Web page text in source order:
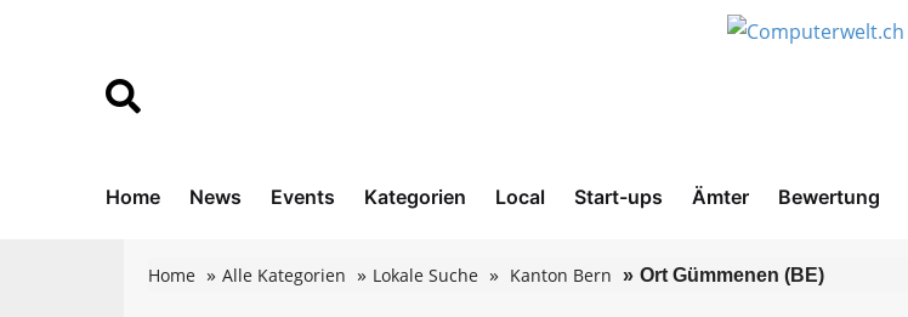
Home News Events Kategorien Local Start-ups Ämter Bewertung
Home Alle Kategorien Lokale Suche Kanton Bern Ort Gümmenen (BE)